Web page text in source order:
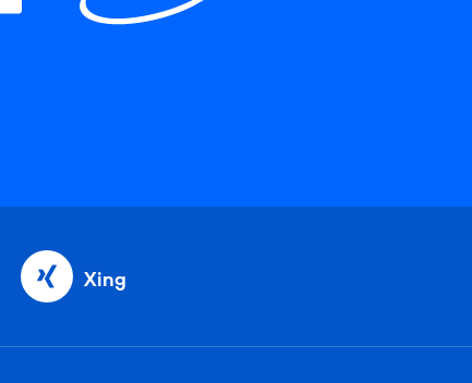
Xing